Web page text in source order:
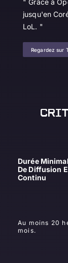
" Grâce à
jusqu'en
LoL. "
Regardez sur
Durée
De Diffusion
Continu
Au moins 20
mois.